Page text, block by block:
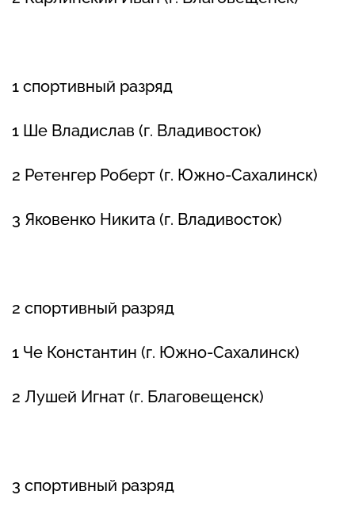
1 спортивный разряд
1 Ше Владислав (г. Владивосток)
2 Ретенгер Роберт (г. Южно-Сахалинск)
3 Яковенко Никита (г. Владивосток)
2 спортивный разряд
1 Че Константин (г. Южно-Сахалинск)
2 Лушей Игнат (г. Благовещенск)
3 спортивный разряд